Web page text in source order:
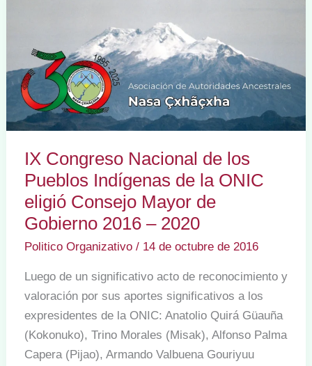
Construcción
Propuestas
y
Pedagogías
en
el
Territorio
de
Páez
Tierradentro
IX Congreso Nacional de los
Pueblos Indígenas de la ONIC
eligió Consejo Mayor de
Gobierno 2016 – 2020
Politico Organizativo/ 14 de octubre de 2016
Luego de un significativo acto de reconocimiento y
valoración por sus aportes significativos a los
expresidentes de la ONIC: Anatolio Quirá Güauña
(Kokonuko), Trino Morales (Misak), Alfonso Palma
Capera (Pijao), Armando Valbuena Gouriyuu